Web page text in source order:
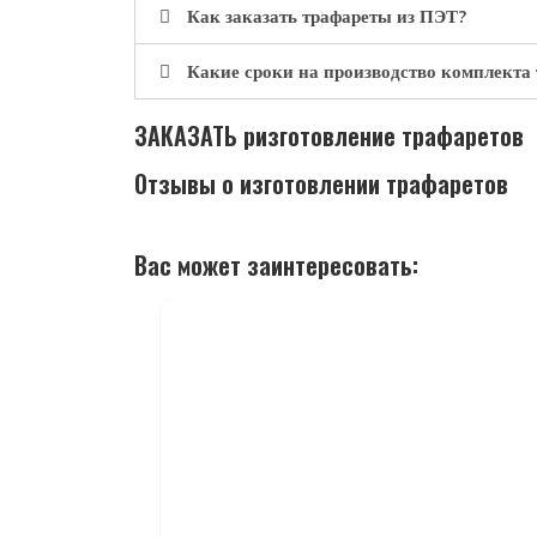
Как заказать трафареты из ПЭТ?
Какие сроки на производство комплекта
ЗАКАЗАТЬ ризготовление трафаретов
Отзывы о изготовлении трафаретов
Вас может заинтересовать: